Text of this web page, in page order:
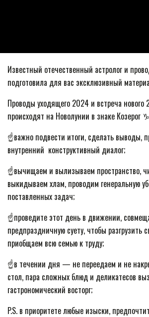
Известный отечественный астролог и
подготовила для вас эксклюзивный
Проводы уходящего 2024 и встреча нового
происходят на Новолунии в знаке Козерог ♑️
☝️важно подвести итоги, сделать выводы,
внутренний конструктивный диалог;
☝️вычищаем и вылизываем пространство,
выкидываем хлам, проводим генеральную
поставленных задач;
☝️проведите этот день в движении,
предпраздничную суету, чтобы разгрузить
приобщаем всю семью к труду;
☝️в течении дня — не переедаем и не
стол, пара сложных блюд и деликатесов
гастрономический восторг;
P.S. в приоритете любые изыски,